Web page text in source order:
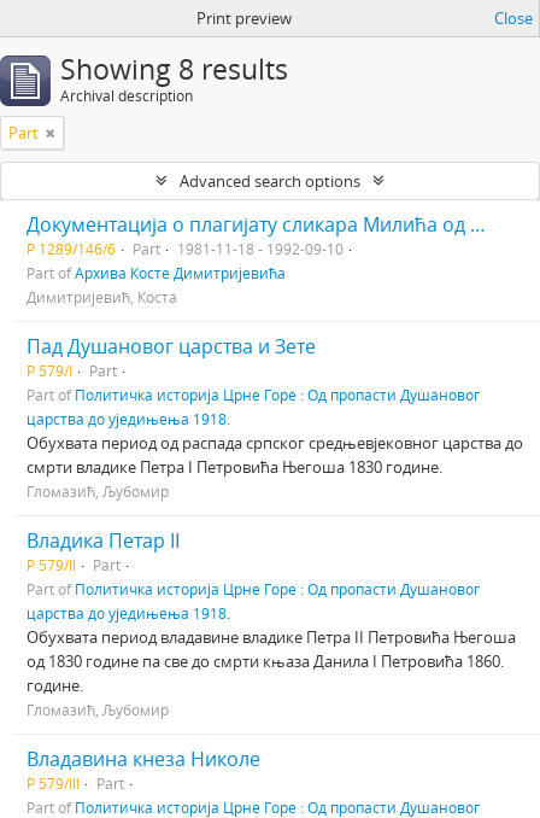
Print preview Close
Showing 8 results
Archival description
Part
Advanced search options
Документација о плагијату сликара Милића од Мачве рукописа књижевника Косте Димитријевића „Животопис Милића од Мачве“
Р 1289/146/6 Part
1981-11-18 - 1992-09-10
Part ofАрхива Косте Димитријевића
Димитријевић, Коста
Пад Душановог царства и Зете
Р 579/I
Part
Part ofПолитичка историја Црне Горе : Од пропасти Душановог
царства до уједињења 1918.
Обухвата период од распада српског средњевјековног царства до
смрти владике Петра I Петровића Његоша 1830 године.
Гломазић, Љубомир
Владика Петар II
Р 579/II
Part
Part ofПолитичка историја Црне Горе : Од пропасти Душановог
царства до уједињења 1918.
Обухвата период владавине владике Петра II Петровића Његоша
од 1830 године па све до смрти књаза Данила I Петровића 1860.
године.
Гломазић, Љубомир
Владавина кнеза Николе
Р 579/III
Part
Part ofПолитичка историја Црне Горе : Од пропасти Душановог